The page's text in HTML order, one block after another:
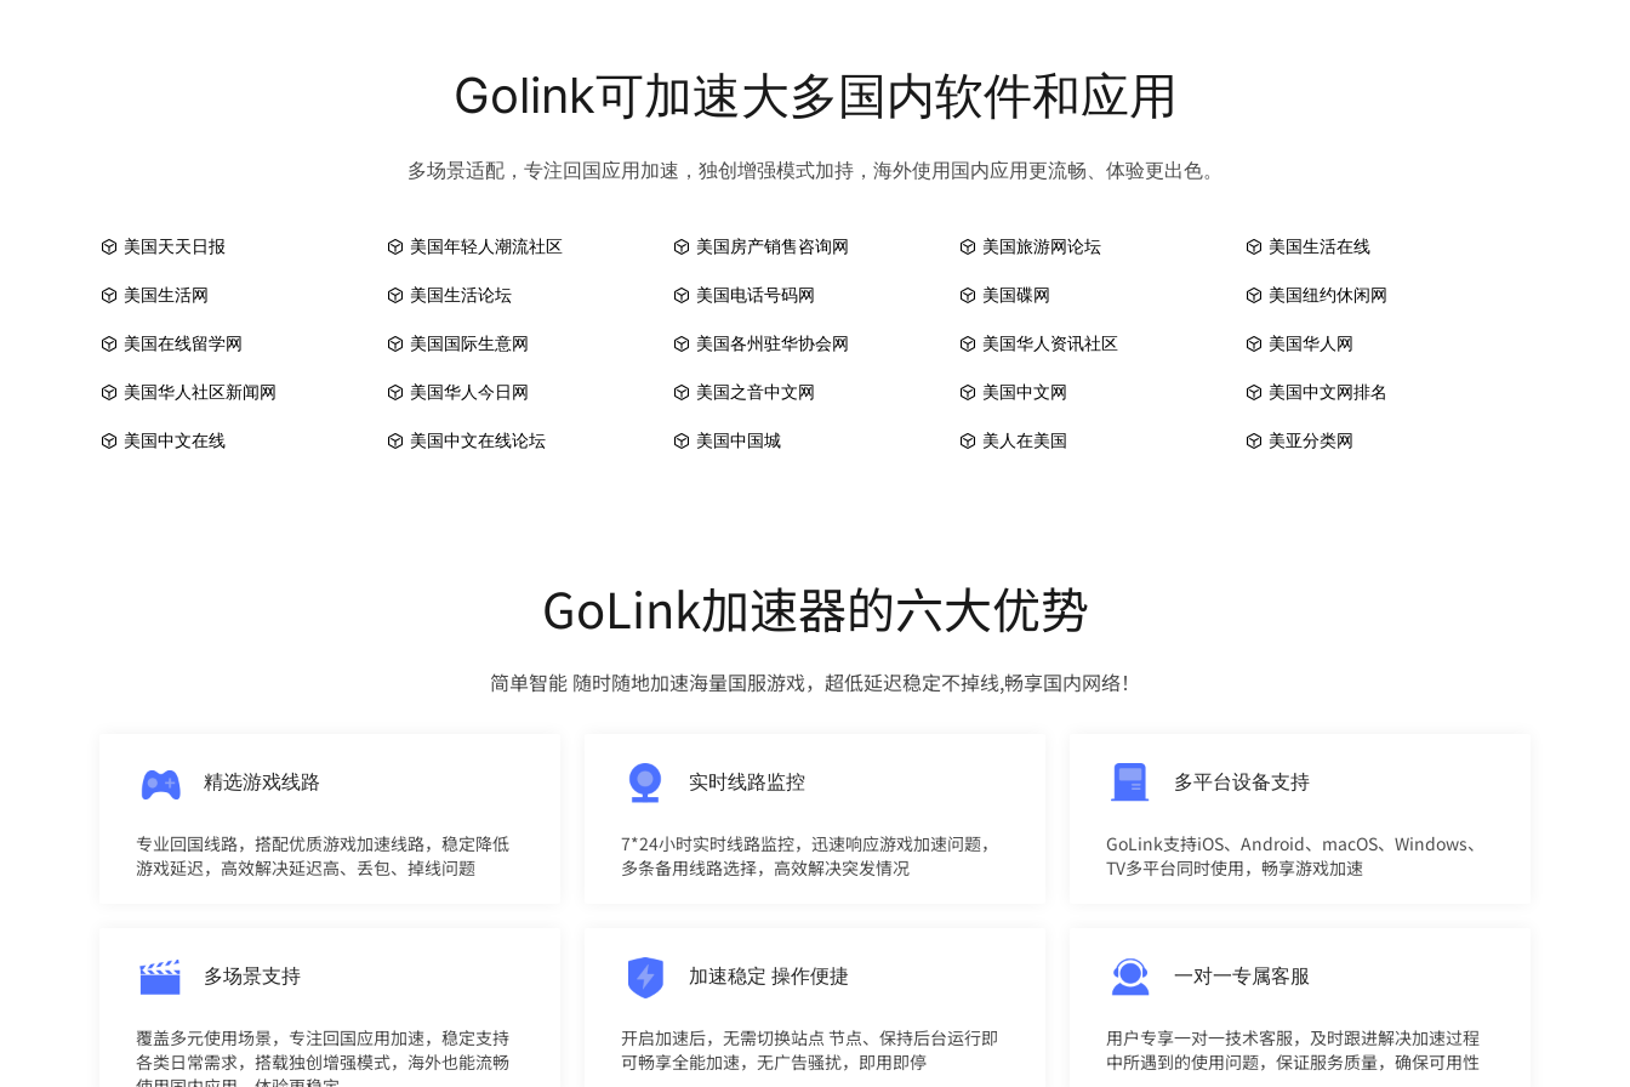
Golink可加速大多国内软件和应用
多场景适配，专注回国应用加速，独创增强模式加持，海外使用国内应用更流畅、体验更出色。
美国天天日报 美国年轻人潮流社区 美国房产销售咨询网 美国旅游网论坛 美国生活在线
美国生活网 美国生活论坛 美国电话号码网 美国碟网 美国纽约休闲网
美国在线留学网 美国国际生意网 美国各州驻华协会网 美国华人资讯社区 美国华人网
美国华人社区新闻网 美国华人今日网 美国之音中文网 美国中文网 美国中文网排名
美国中文在线 美国中文在线论坛 美国中国城 美人在美国 美亚分类网
GoLink加速器的六大优势
简单智能 随时随地加速海量国服游戏，超低延迟稳定不掉线,畅享国内网络！
精选游戏线路
专业回国线路，搭配优质游戏加速线路，稳定降低
游戏延迟，高效解决延迟高、丢包、掉线问题
实时线路监控
7*24小时实时线路监控，迅速响应游戏加速问题，
多条备用线路选择，高效解决突发情况
多平台设备支持
GoLink支持iOS、Android、macOS、Windows、
TV多平台同时使用，畅享游戏加速
多场景支持
覆盖多元使用场景，专注回国应用加速，稳定支持
各类日常需求，搭载独创增强模式，海外也能流畅
加速稳定 操作便捷
开启加速后，无需切换站点 节点、保持后台运行即
可畅享全能加速，无广告骚扰，即用即停
一对一专属客服
用户专享一对一技术客服，及时跟进解决加速过程
中所遇到的使用问题，保证服务质量，确保可用性